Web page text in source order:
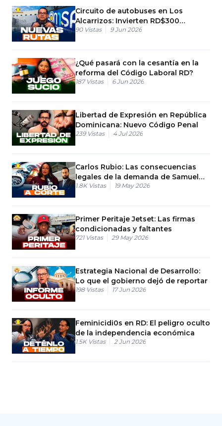
Circuito de autobuses en Los
Alcarrizos: Invierten RD$300
millones en un plan piloto
90 Vistas 9 Jun 2026
¿Qué pasará con la cesantía en la
reforma del Código Laboral RD?
187 Vistas 6 Jun 2026
Libertad de Expresión en República
Dominicana: Nuevo Código Penal
239 Vistas 4 Jul 2026
Carlos Rubio: Las consecuencias
legales de la demanda de Samuel
Pereira
1.8K Vistas 19 May 2026
Primer Peritaje Jetset: Las firmas
condicionadas y faltantes
721 Vistas 29 May 2026
Estrategia Nacional de Desarrollo:
Lo que el gobierno dejó de reportar
198 Vistas 17 Jun 2026
Feminicidi0s en RD: El peligro oculto
de la independencia económica
1.5K Vistas 2 Jun 2026